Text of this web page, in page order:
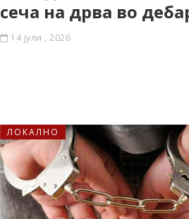
сеча на дрва во
14 јули , 2026
ЛОКАЛНО